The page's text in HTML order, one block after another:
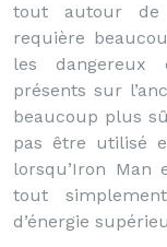
tout autour de
requière
les dangereux
présents sur
beaucoup plus
pas être utilisé
lorsqu’Iron
tout
d’énergie